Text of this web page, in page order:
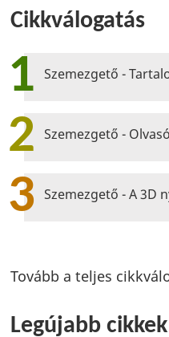
Cikkválogatás
1 Szemezgető -
2 Szemezgető -
3 Szemezgető - A 3D
Tovább a teljes
Legújabb cikkek